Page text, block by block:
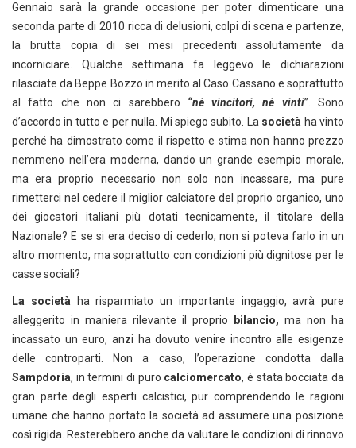
Gennaio sarà la grande occasione per poter dimenticare una
seconda parte di 2010 ricca di delusioni, colpi di scena e partenze,
la brutta copia di sei mesi precedenti assolutamente da
incorniciare. Qualche settimana fa leggevo le dichiarazioni
rilasciate da Beppe Bozzo in merito al Caso Cassano e soprattutto
al fatto che non ci sarebbero “né vincitori, né vinti”. Sono
d’accordo in tutto e per nulla. Mi spiego subito. La società ha vinto
perché ha dimostrato come il rispetto e stima non hanno prezzo
nemmeno nell’era moderna, dando un grande esempio morale,
ma era proprio necessario non solo non incassare, ma pure
rimetterci nel cedere il miglior calciatore del proprio organico, uno
dei giocatori italiani più dotati tecnicamente, il titolare della
Nazionale? E se si era deciso di cederlo, non si poteva farlo in un
altro momento, ma soprattutto con condizioni più dignitose per le
casse sociali?
La società ha risparmiato un importante ingaggio, avrà pure
alleggerito in maniera rilevante il proprio
bilancio, ma non ha
incassato un euro, anzi ha dovuto venire incontro alle esigenze
delle controparti. Non a caso, l’operazione condotta dalla
Sampdoria, in termini di puro calciomercato, è stata bocciata da
gran parte degli esperti calcistici, pur comprendendo le ragioni
umane che hanno portato la società ad assumere una posizione
così rigida. Resterebbero anche da valutare le condizioni di rinnovo